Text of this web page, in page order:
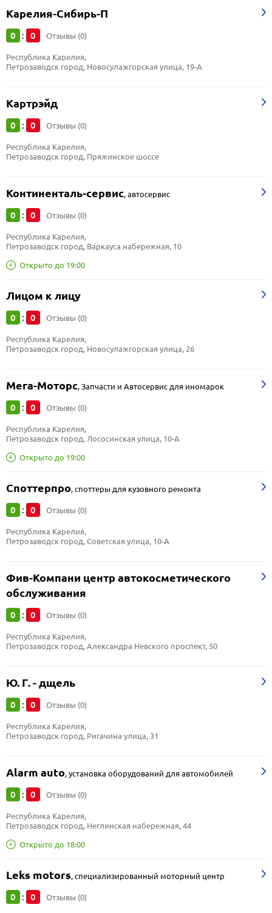
Карелия-Сибирь-П
0 : 0 Отзывы (0)
Республика Карелия,
Петрозаводск город, Новосулажгорская улица, 19-А
Картрэйд
0 : 0 Отзывы (0)
Республика Карелия,
Петрозаводск город, Пряжинское шоссе
Континенталь-сервис,автосервис
0 : 0 Отзывы (0)
Открыто до 19:00
Республика Карелия,
Петрозаводск город, Варкауса набережная, 10
Лицом к лицу
0 : 0 Отзывы (0)
Республика Карелия,
Петрозаводск город, Новосулажгорская улица, 26
Мега-Моторс,Запчасти и Автосервис для иномарок
0 : 0 Отзывы (0)
Открыто до 19:00
Республика Карелия,
Петрозаводск город, Лососинская улица, 10-А
Споттерпро,споттеры для кузовного ремонта
0 : 0 Отзывы (0)
Республика Карелия,
Петрозаводск город, Советская улица, 10-А
Фив-Компани центр автокосметического
обслуживания
0 : 0 Отзывы (0)
Республика Карелия,
Петрозаводск город, Александра Невского проспект, 50
Ю. Г. - дщель
0 : 0 Отзывы (0)
Республика Карелия,
Петрозаводск город, Ригачина улица, 31
Alarm auto,установка оборудований для автомобилей
0 : 0 Отзывы (0)
Открыто до 18:00
Республика Карелия,
Петрозаводск город, Неглинская набережная, 44
Leks motors,специализированный моторный центр
0 : 0 Отзывы (0)